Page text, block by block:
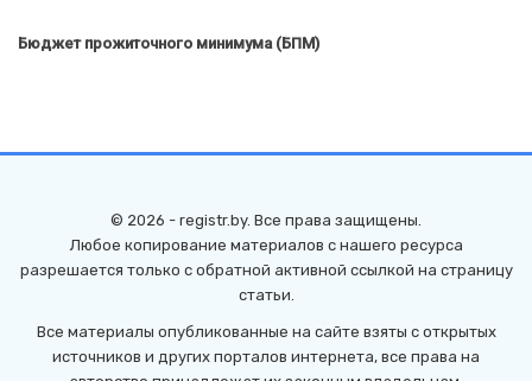
Бюджет прожиточного минимума (БПМ)
© 2026 - registr.by. Все права защищены.
Любое копирование материалов с нашего ресурса
разрешается только с обратной активной ссылкой на страницу
статьи.
Все материалы опубликованные на сайте взяты с открытых
источников и других порталов интернета, все права на